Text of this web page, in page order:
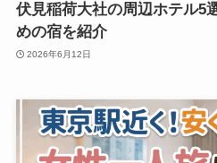
伏見稲荷大社の周辺ホテル5
めの宿を紹介
2026年6月12日